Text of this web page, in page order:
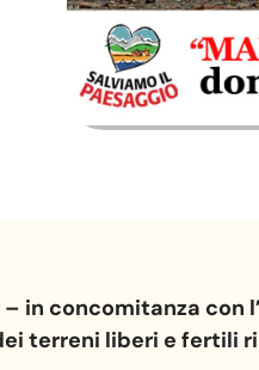
in concomitanza con
terreni liberi e fertili